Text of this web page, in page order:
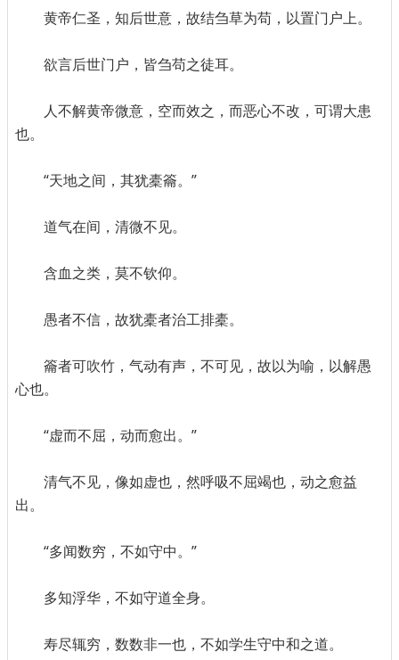
黄帝仁圣，知后世意，故结刍草为苟，以置门户上。
欲言后世门户，皆刍苟之徒耳。
人不解黄帝微意，空而效之，而恶心不改，可谓大患
也。
“天地之间，其犹橐籥。”
道气在间，清微不见。
含血之类，莫不钦仰。
愚者不信，故犹橐者治工排橐。
籥者可吹竹，气动有声，不可见，故以为喻，以解愚
心也。
“虚而不屈，动而愈出。”
清气不见，像如虚也，然呼吸不屈竭也，动之愈益
出。
“多闻数穷，不如守中。”
多知浮华，不如守道全身。
寿尽辄穷，数数非一也，不如学生守中和之道。